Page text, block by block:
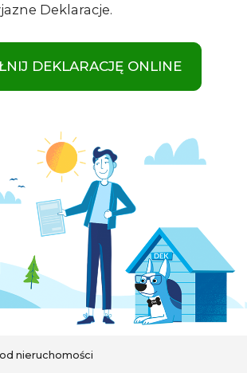
Deklaracje.
DEKLARACJĘ ONLINE
nieruchomości